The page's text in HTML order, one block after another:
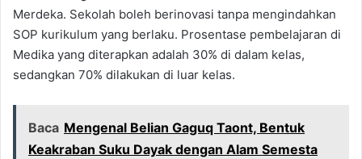
Merdeka. Sekolah boleh berinovasi tanpa mengindahkan
SOP kurikulum yang berlaku. Prosentase pembelajaran di
Medika yang diterapkan adalah 30% di dalam kelas,
sedangkan 70% dilakukan di luar kelas.
Baca Mengenal Belian Gaguq Taont, Bentuk
Keakraban Suku Dayak dengan Alam Semesta